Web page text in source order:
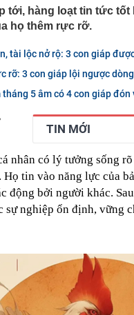
tay Điện Máy Xanh, Bách
ngang DMX
xét ngôi nhà cổ, phát hiện 'kho
có lượng khách đến Việt Nam
Quốc và Nga, gấp gần 6 lần
bán trái cây tiết lộ: Khách
kiểm tra 5 chi tiết này trước
70 tuổi có xương trẻ khỏe như
chứa đựng tâm huyết của
vượt 4.300 USD/ounce,
tới, hàng loạt tin tức
họ thêm rực rỡ.
tài lộc nở rộ: 3 con giáp
rỡ: 3 con giáp lội ngược
5 âm có 4 con giáp
TIN MỚI
nhân có lý tưởng sống
tin vào năng lực của
động bởi người khác.
sự nghiệp ổn định, vững